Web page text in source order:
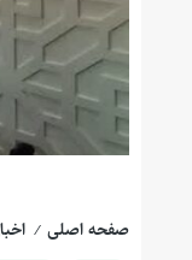
صفحه اصلی /